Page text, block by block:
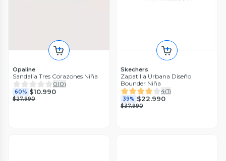
Opaline
Sandalia Tres Corazones Niña
0(0)
60% $10.990
$27.990
Skechers
Zapatilla Urbana Diseño
Bounder Niña
4(1)
39% $22.990
$37.990